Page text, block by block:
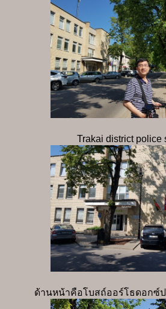
Trakai district police
ด้านหน้าคือโบสถ์ออร์โธดอกซ์ป